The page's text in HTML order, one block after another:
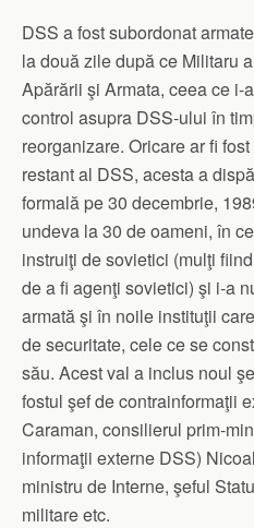
DSS a fost subordonat
la două zile după ce Militaru
Apărării şi Armata, ceea ce i-
control asupra DSS-ului în
reorganizare. Oricare ar fi
restant al DSS, acesta a
formală pe 30 decembrie,
undeva la 30 de oameni, în
instruiţi de sovietici (mulţi
de a fi agenţi sovietici) şi i-a
armată şi în noile instituţii
de securitate, cele ce se
său. Acest val a inclus noul
fostul şef de contrainformaţii
Caraman, consilierul prim-
informaţii externe DSS)
ministru de Interne, şeful
militare etc.